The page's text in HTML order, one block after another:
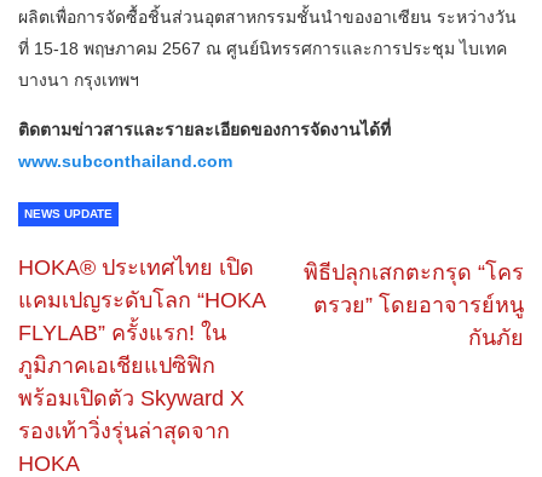
ผลิตเพื่อการจัดซื้อชิ้นส่วนอุตสาหกรรมชั้นนำของอาเซียน ระหว่างวัน
ที่ 15-18 พฤษภาคม 2567 ณ ศูนย์นิทรรศการและการประชุม ไบเทค
บางนา กรุงเทพฯ
ติดตามข่าวสารและรายละเอียดของการจัดงานได้ที่
www.subconthailand.com
NEWS UPDATE
HOKA® ประเทศไทย เปิด
แคมเปญระดับโลก “HOKA
FLYLAB” ครั้งแรก! ใน
ภูมิภาคเอเชียแปซิฟิก
พร้อมเปิดตัว Skyward X
รองเท้าวิ่งรุ่นล่าสุดจาก
HOKA
พิธีปลุกเสกตะกรุด “โคร
ตรวย” โดยอาจารย์หนู
กันภัย